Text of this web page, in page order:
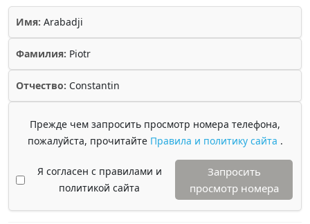
Имя: Arabadji
Фамилия: Piotr
Отчество: Constantin
Прежде чем запросить просмотр номера телефона,
пожалуйста, прочитайте Правила и политику сайта .
Я согласен с правилами и
политикой сайта
Запросить
просмотр номера